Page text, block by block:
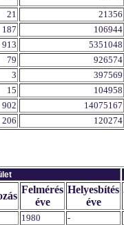
21
21356
187
106944
913
5351048
79
926574
3
397569
15
104958
902
14075167
206 120274
Felmérés
éve
Helyesbítés
éve
1980 -